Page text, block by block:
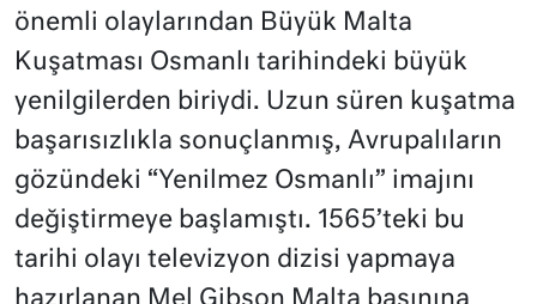
önemli olaylarından Büyük Malta
Kuşatması Osmanlı tarihindeki büyük
yenilgilerden biriydi. Uzun süren kuşatma
başarısızlıkla sonuçlanmış, Avrupalıların
gözündeki “Yenilmez Osmanlı” imajını
değiştirmeye başlamıştı. 1565’teki bu
tarihi olayı televizyon dizisi yapmaya